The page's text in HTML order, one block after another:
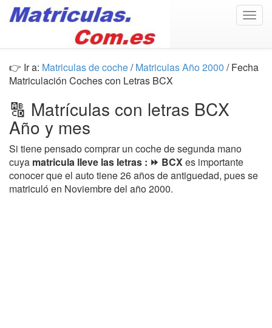
👉 Ir a: Matriculas de coche/Matriculas Año 2000 / Fecha
Matriculación Coches con Letras BCX
🔠 Matrículas con letras BCX
Año y mes
Si tiene pensado comprar un coche de segunda mano
cuya matricula lleve las letras : ⏩ BCXes importante
conocer que el auto tiene 26 años de antiguedad, pues se
matriculó en Noviembre del año 2000.